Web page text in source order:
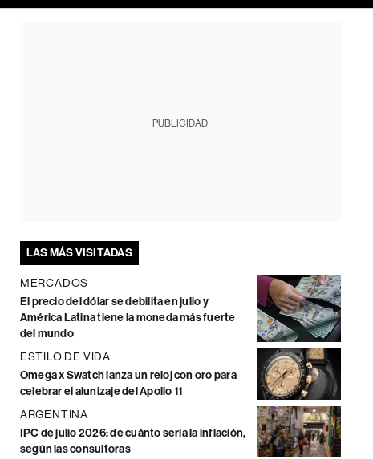
PUBLICIDAD
LAS MÁS VISITADAS
MERCADOS
El precio del dólar se debilita en julio y
América Latina tiene la moneda más fuerte
del mundo
ESTILO DE VIDA
Omega x Swatch lanza un reloj con oro para
celebrar el alunizaje del Apollo 11
ARGENTINA
IPC de julio 2026: de cuánto sería la inflación,
según las consultoras